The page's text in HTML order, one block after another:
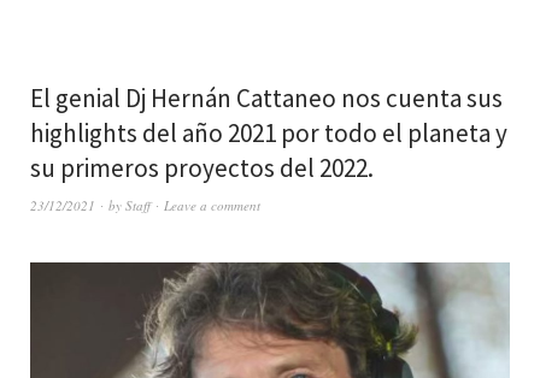
El genial Dj Hernán Cattaneo nos cuenta sus
highlights del año 2021 por todo el planeta y
su primeros proyectos del 2022.
23/12/2021 by Staff Leave a comment